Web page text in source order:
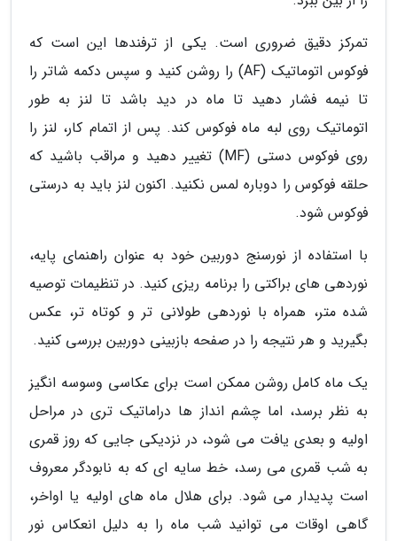
تمرکز دقیق ضروری است. یکی از ترفندها این است که
فوکوس اتوماتیک (AF) را روشن کنید و سپس دکمه شاتر را
تا نیمه فشار دهید تا ماه در دید باشد تا لنز به طور
اتوماتیک روی لبه ماه فوکوس کند. پس از اتمام کار، لنز را
روی فوکوس دستی (MF) تغییر دهید و مراقب باشید که
حلقه فوکوس را دوباره لمس نکنید. اکنون لنز باید به درستی
فوکوس شود.
با استفاده از نورسنج دوربین خود به عنوان راهنمای پایه،
نوردهی های براکتی را برنامه ریزی کنید. در تنظیمات توصیه
شده متر، همراه با نوردهی طولانی تر و کوتاه تر، عکس
بگیرید و هر نتیجه را در صفحه بازبینی دوربین بررسی کنید.
یک ماه کامل روشن ممکن است برای عکاسی وسوسه انگیز
به نظر برسد، اما چشم انداز ها دراماتیک تری در مراحل
اولیه و بعدی یافت می شود، در نزدیکی جایی که روز قمری
به شب قمری می رسد، خط سایه ای که به نابودگر معروف
است پدیدار می شود. برای هلال ماه های اولیه یا اواخر،
گاهی اوقات می توانید شب ماه را به دلیل انعکاس نور